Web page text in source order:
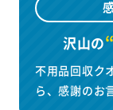
沢山の
不用品回収ク
ら、感謝のお